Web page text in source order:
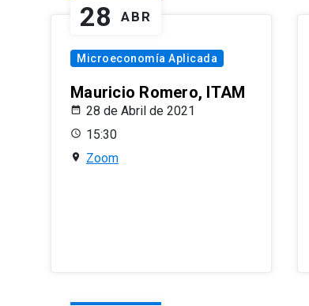
28 ABR
Microeconomía Aplicada
Mauricio Romero, ITAM
28 de Abril de 2021
15:30
Zoom